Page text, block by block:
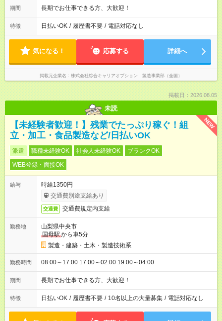
期間 長期でお仕事できる方、大歓迎！
特徴 日払いOK / 履歴書不要 / 電話対応なし
気になる！ 応募する 詳細へ
掲載元企業名 株式会社綜合キャリアオプション 製造事業部（全国）
掲載日：2026.08.05
未読
NEW
【未経験者歓迎！】残業でたっぷり稼ぐ！組
立・加工・食品製造など/日払いOK
派遣 職種未経験OK 社会人未経験OK
ブランクOK
WEB登録・面接OK
給与
時給1350円
交通費別途支給あり
交通費 交通費規定内支給
勤務地
山梨県中央市
国母駅から車5分
製造・建築・土木・製造技術系
勤務時間 08:00～17:00 17:00～02:00 19:00～04:00
期間 長期でお仕事できる方、大歓迎！
特徴 日払いOK / 履歴書不要 / 10名以上の大量募集 / 電話対応なし